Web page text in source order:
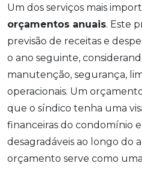
Um dos serviços mais
orçamentos anuais. Este
previsão de receitas e
o ano seguinte,
manutenção, segurança,
operacionais. Um
que o síndico tenha uma
financeiras do condomínio
desagradáveis ao longo do
orçamento serve como